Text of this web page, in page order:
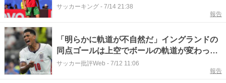
を検討か
サッカーキング - 7/14 21:38
報告
「明らかに軌道が不自然だ」イングランドの
同点ゴールは上空でボールの軌道が変わった
から!? FIFAが「接触なし」とセンサー付きの
サッカー批評Web - 7/12 11:06
報告